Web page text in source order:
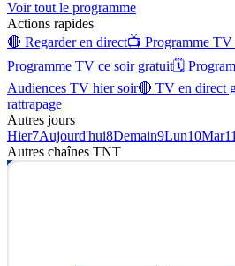
Voir tout le programme
Actions rapides
🔴 Regarder en direct📺 Programme
Programme TV ce soir gratuit🗓
Audiences TV hier soir🔴 TV en direct
rattrapage
Autres jours
Hier7Aujourd'hui8Demain9Lun10Mar11
Autres chaînes TNT